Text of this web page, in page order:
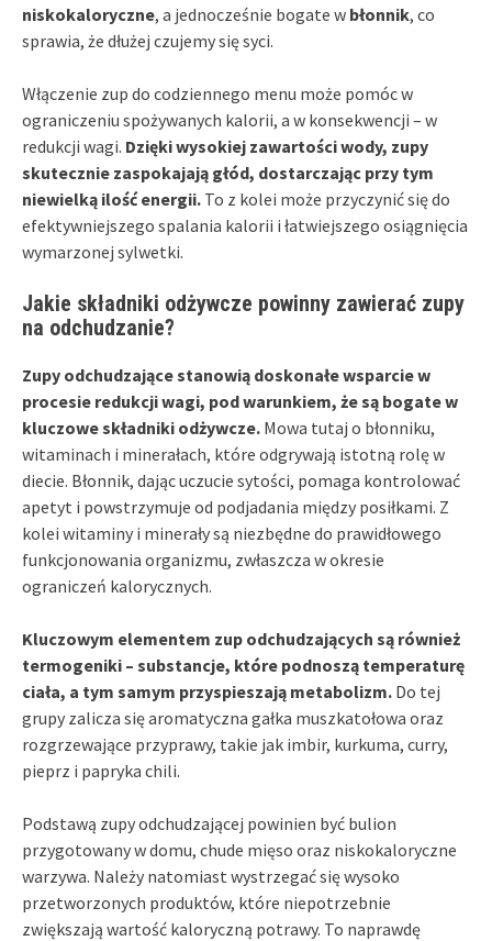
niskokaloryczne, a jednocześnie bogate w błonnik, co
sprawia, że dłużej czujemy się syci.
Włączenie zup do codziennego menu może pomóc w
ograniczeniu spożywanych kalorii, a w konsekwencji – w
redukcji wagi. Dzięki wysokiej zawartości wody, zupy
skutecznie zaspokajają głód, dostarczając przy tym
niewielką ilość energii. To z kolei może przyczynić się do
efektywniejszego spalania kalorii i łatwiejszego osiągnięcia
wymarzonej sylwetki.
Jakie składniki odżywcze powinny zawierać zupy
na odchudzanie?
Zupy odchudzające stanowią doskonałe wsparcie w
procesie redukcji wagi, pod warunkiem, że są bogate w
kluczowe składniki odżywcze. Mowa tutaj o błonniku,
witaminach i minerałach, które odgrywają istotną rolę w
diecie. Błonnik, dając uczucie sytości, pomaga kontrolować
apetyt i powstrzymuje od podjadania między posiłkami. Z
kolei witaminy i minerały są niezbędne do prawidłowego
funkcjonowania organizmu, zwłaszcza w okresie
ograniczeń kalorycznych.
Kluczowym elementem zup odchudzających są również
termogeniki – substancje, które podnoszą temperaturę
ciała, a tym samym przyspieszają metabolizm. Do tej
grupy zalicza się aromatyczna gałka muszkatołowa oraz
rozgrzewające przyprawy, takie jak imbir, kurkuma, curry,
pieprz i papryka chili.
Podstawą zupy odchudzającej powinien być bulion
przygotowany w domu, chude mięso oraz niskokaloryczne
warzywa. Należy natomiast wystrzegać się wysoko
przetworzonych produktów, które niepotrzebnie
zwiększają wartość kaloryczną potrawy. To naprawdę